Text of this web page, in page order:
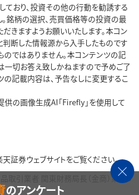
おり、投資その他の行動を勧誘する
銘柄の選択、売買価格等の投資の最
きますようお願いいたします。本コン
断した情報源から入手したものです
ではありません。本コンテンツの記
一切お答え致しかねますので予めご了
の記載内容は、予告なしに変更するこ
の画像生成AI「Firefly」を使用して
証券ウェブサイトをご覧ください。
取引業者 関東財務局長（金商）第195
のアンケート